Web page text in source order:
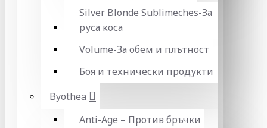
Silver Blonde Sublіmeches-За
руса коса
Volume-За обем и плътност
Боя и технически продукти
Byothea
Anti-Age – Против бръчки